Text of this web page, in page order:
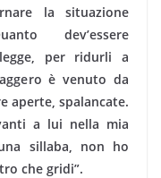
la situazione
dev’essere
per ridurli a
è venuto da
aperte, spalancate.
a lui nella mia
sillaba, non ho
che gridi”.